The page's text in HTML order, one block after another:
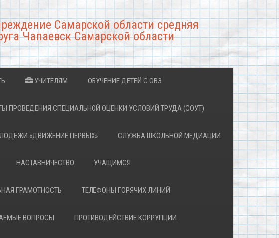
Самарской области средняя
Чапаевск Самарской области
УЧИТЕЛЯМ ОБУЧЕНИЕ ДЕТЕЙ С ОВЗ
ПРОВЕДЕНИЯ СПЕЦИАЛЬНОЙ ОЦЕНКИ УСЛОВИЙ ТРУДА (СОУТ)
«ДВИЖЕНИЕ ПЕРВЫХ» СЛУЖБА ШКОЛЬНОЙ МЕДИАЦИИ
НАСТАВНИЧЕСТВО УЧАЩИМСЯ
ГРАМОТНОСТЬ ТЕЛЕФОНЫ ГОРЯЧИХ ЛИНИЙ
ВОПРОСЫ ПРОТИВОДЕЙСТВИЕ КОРРУПЦИИ